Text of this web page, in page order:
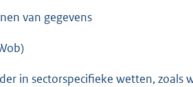
van gegevens
in sectorspecifieke wetten, zoals